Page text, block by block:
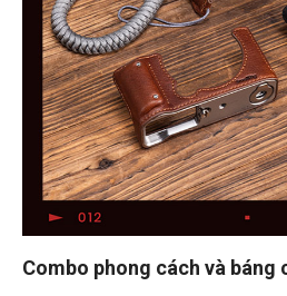
Combo phong cách và báng